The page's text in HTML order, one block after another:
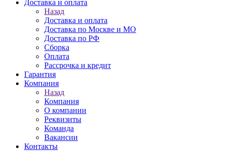
Доставка и оплата
Назад
Доставка и оплата
Доставка по Москве и МО
Доставка по РФ
Сборка
Оплата
Рассрочка и кредит
Гарантия
Компания
Назад
Компания
О компании
Реквизиты
Команда
Вакансии
Контакты